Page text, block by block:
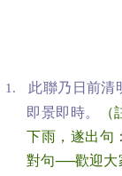
1.
此聯乃日前清
即景即時。
（
下雨，遂出句
對句──歡迎大